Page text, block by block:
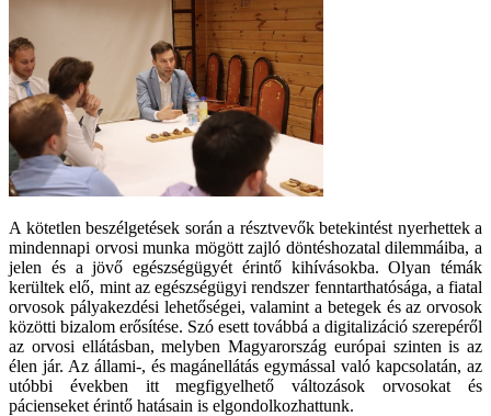
A kötetlen beszélgetések során a résztvevők betekintést nyerhettek a
mindennapi orvosi munka mögött zajló döntéshozatal dilemmáiba, a
jelen és a jövő egészségügyét érintő kihívásokba. Olyan témák
kerültek elő, mint az egészségügyi rendszer fenntarthatósága, a fiatal
orvosok pályakezdési lehetőségei, valamint a betegek és az orvosok
közötti bizalom erősítése. Szó esett továbbá a digitalizáció szerepéről
az orvosi ellátásban, melyben Magyarország európai szinten is az
élen jár. Az állami-, és magánellátás egymással való kapcsolatán, az
utóbbi években itt megfigyelhető változások orvosokat és
pácienseket érintő hatásain is elgondolkozhattunk.